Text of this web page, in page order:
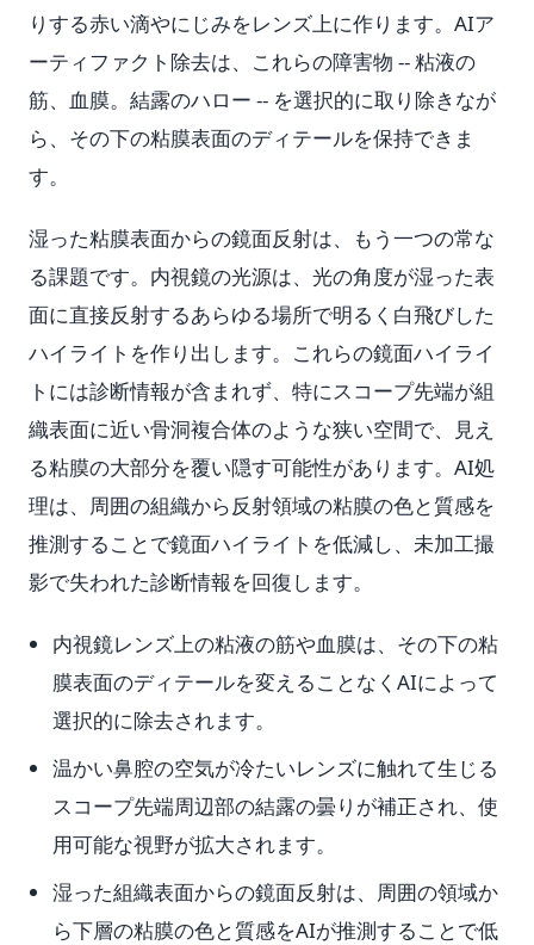
りする赤い滴やにじみをレンズ上に作ります。AIア
ーティファクト除去は、これらの障害物 -- 粘液の
筋、血膜。結露のハロー -- を選択的に取り除きなが
ら、その下の粘膜表面のディテールを保持できま
す。
湿った粘膜表面からの鏡面反射は、もう一つの常な
る課題です。内視鏡の光源は、光の角度が湿った表
面に直接反射するあらゆる場所で明るく白飛びした
ハイライトを作り出します。これらの鏡面ハイライ
トには診断情報が含まれず、特にスコープ先端が組
織表面に近い骨洞複合体のような狭い空間で、見え
る粘膜の大部分を覆い隠す可能性があります。AI処
理は、周囲の組織から反射領域の粘膜の色と質感を
推測することで鏡面ハイライトを低減し、未加工撮
影で失われた診断情報を回復します。
内視鏡レンズ上の粘液の筋や血膜は、その下の粘
膜表面のディテールを変えることなくAIによって
選択的に除去されます。
温かい鼻腔の空気が冷たいレンズに触れて生じる
スコープ先端周辺部の結露の曇りが補正され、使
用可能な視野が拡大されます。
湿った組織表面からの鏡面反射は、周囲の領域か
ら下層の粘膜の色と質感をAIが推測することで低